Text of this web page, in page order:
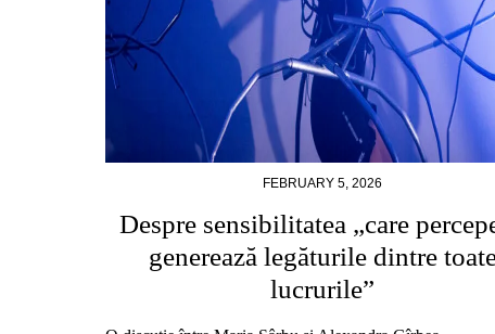
FEBRUARY 5, 2026
Despre sensibilitatea „care
generează legăturile dintre
lucrurile”